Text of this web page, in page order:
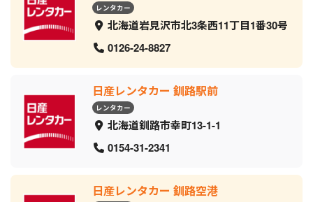
レンタカー
北海道岩見沢市北3条西11丁目1番30号
0126-24-8827
日産レンタカー 釧路駅前
レンタカー
北海道釧路市幸町13-1-1
0154-31-2341
日産レンタカー 釧路空港